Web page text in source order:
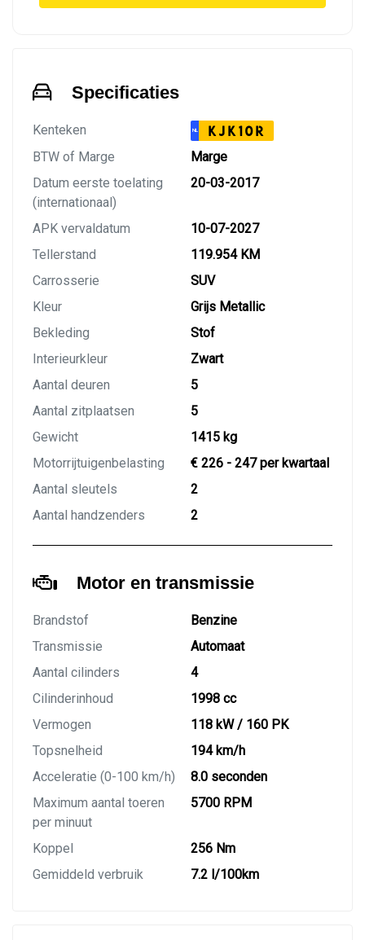
Specificaties
Kenteken NL KJK10R
BTW of Marge
Marge
Datum eerste toelating
(internationaal)
20-03-2017
APK vervaldatum
10-07-2027
Tellerstand
119.954 KM
Carrosserie
SUV
Kleur
Grijs Metallic
Bekleding
Stof
Interieurkleur
Zwart
Aantal deuren
5
Aantal zitplaatsen
5
Gewicht
1415 kg
Motorrijtuigenbelasting
€ 226 - 247 per kwartaal
Aantal sleutels
2
Aantal handzenders
2
Motor en transmissie
Brandstof
Benzine
Transmissie
Automaat
Aantal cilinders
4
Cilinderinhoud
1998 cc
Vermogen
118 kW / 160 PK
Topsnelheid
194 km/h
Acceleratie (0-100 km/h)
8.0 seconden
Maximum aantal toeren
per minuut
5700 RPM
Koppel
256 Nm
Gemiddeld verbruik
7.2 l/100km